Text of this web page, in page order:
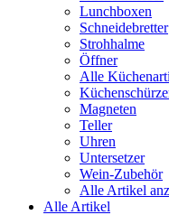
Lunchboxen
Schneidebretter
Strohhalme
Öffner
Alle
Magneten
Teller
Uhren
Untersetzer
Wein-Zubehör
Alle Artikel
Alle Artikel